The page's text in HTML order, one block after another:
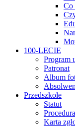
Co
100-LECIE
Program
Patronat
Album
Przedszkole
Statut
Karta